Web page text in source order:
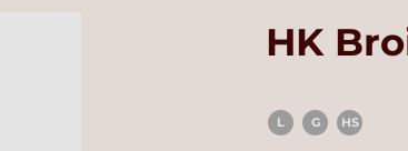
HK
L G HS